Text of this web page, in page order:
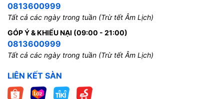
0813600999
Tất cả các ngày trong tuần (Trừ tết Âm Lịch)
GÓP Ý & KHIẾU NẠI (09:00 - 21:00)
0813600999
Tất cả các ngày trong tuần (Trừ tết Âm Lịch)
LIÊN KẾT SÀN